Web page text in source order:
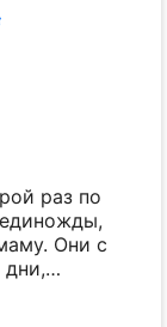
раз по
Они с
и
вкусной